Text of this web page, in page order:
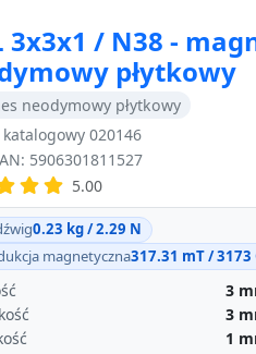
3x3x1 / N38 -
płytkowy
neodymowy płytkowy
020146
5906301811527
5.00
0.23 kg / 2.29 N
magnetyczna317.31 mT / 3173
3
3
1